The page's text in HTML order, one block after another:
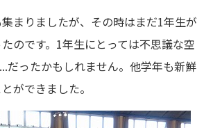
まりましたが、その時はまだ1年生が
のです。1年生にとっては不思議な空
だったかもしれません。他学年も新鮮
ができました。